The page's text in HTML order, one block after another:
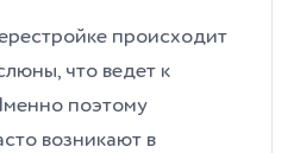
происходит
что ведет к
поэтому
возникают в